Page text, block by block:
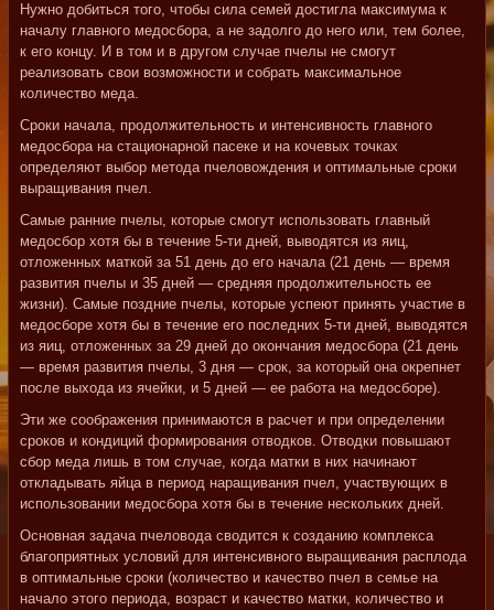
Нужно добиться того, чтобы сила семей достигла максимума к
началу главного медосбора, а не задолго до него или, тем более,
к его концу. И в том и в другом случае пчелы не смогут
реализовать свои возможности и собрать максимальное
количество меда.
Сроки начала, продолжительность и интенсивность главного
медосбора на стационарной пасеке и на кочевых точках
определяют выбор метода пчеловождения и оптимальные сроки
выращивания пчел.
Самые ранние пчелы, которые смогут использовать главный
медосбор хотя бы в течение 5-ти дней, выводятся из яиц,
отложенных маткой за 51 день до его начала (21 день — время
развития пчелы и 35 дней — средняя продолжительность ее
жизни). Самые поздние пчелы, которые успеют принять участие в
медосборе хотя бы в течение его последних 5-ти дней, выводятся
из яиц, отложенных за 29 дней до окончания медосбора (21 день
— время развития пчелы, 3 дня — срок, за который она окрепнет
после выхода из ячейки, и 5 дней — ее работа на медосборе).
Эти же соображения принимаются в расчет и при определении
сроков и кондиций формирования отводков. Отводки повышают
сбор меда лишь в том случае, когда матки в них начинают
откладывать яйца в период наращивания пчел, участвующих в
использовании медосбора хотя бы в течение нескольких дней.
Основная задача пчеловода сводится к созданию комплекса
благоприятных условий для интенсивного выращивания расплода
в оптимальные сроки (количество и качество пчел в семье на
начало этого периода, возраст и качество матки, количество и